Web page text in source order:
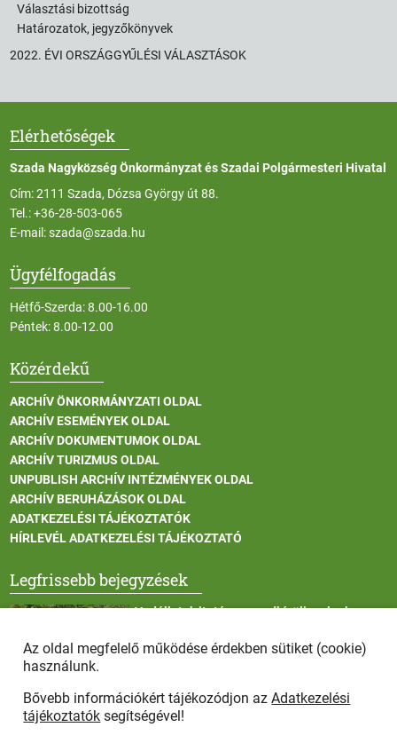
Választási bizottság
Határozatok, jegyzőkönyvek
2022. ÉVI ORSZÁGGYŰLÉSI VÁLASZTÁSOK
Elérhetőségek
Szada Nagyközség Önkormányzat és Szadai Polgármesteri Hivatal
Cím: 2111 Szada, Dózsa György út 88.
Tel.:+36-28-503-065
E-mail:szada@szada.hu
Ügyfélfogadás
Hétfő-Szerda: 8.00-16.00
Péntek: 8.00-12.00
Közérdekű
ARCHÍV ÖNKORMÁNYZATI OLDAL
ARCHÍV ESEMÉNYEK OLDAL
ARCHÍV DOKUMENTUMOK OLDAL
ARCHÍV TURIZMUS OLDAL
UNPUBLISH ARCHÍV INTÉZMÉNYEK OLDAL
ARCHÍV BERUHÁZÁSOK OLDAL
ADATKEZELÉSI TÁJÉKOZTATÓK
HÍRLEVÉL ADATKEZELÉSI TÁJÉKOZTATÓ
Legfrissebb bejegyzések
Vadállatok itatása a rendkívüli melegben
Afrikai sertéspestis - kérések a lakosság felé
Az oldal megfelelő működése érdekben sütiket (cookie)
használunk.
Bővebb információkért tájékozódjon azAdatkezelési
tájékoztatók segítségével!